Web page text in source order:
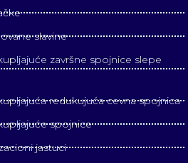
slavine
završne spojnice slepe
redukujuća cevna spojnica
spojnice
jastuci